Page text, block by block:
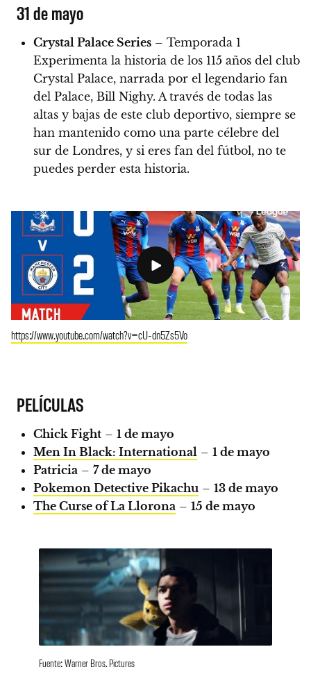
31 de mayo
Crystal Palace Series – Temporada 1
Experimenta la historia de los 115 años del club
Crystal Palace, narrada por el legendario fan
del Palace, Bill Nighy. A través de todas las
altas y bajas de este club deportivo, siempre se
han mantenido como una parte célebre del
sur de Londres, y si eres fan del fútbol, no te
puedes perder esta historia.
https://www.youtube.com/watch?v=cU-dn5Zs5Vo
PELÍCULAS
Chick Fight – 1 de mayo
Men In Black: International – 1 de mayo
Patricia – 7 de mayo
Pokemon Detective Pikachu – 13 de mayo
The Curse of La Llorona – 15 de mayo
Fuente: Warner Bros. Pictures